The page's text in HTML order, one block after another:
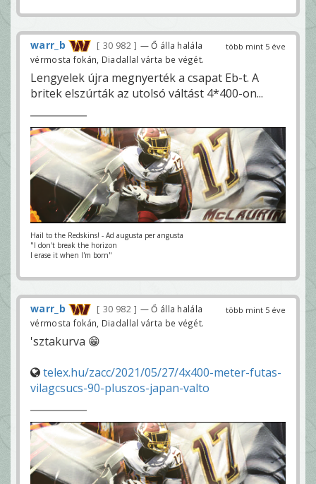
több mint 5 éve
warr_b 30 982
— Ő álla halála
vérmosta fokán, Diadallal várta be végét.
Lengyelek újra megnyerték a csapat Eb-t. A
britek elszúrták az utolsó váltást 4*400-on...
Hail to the Redskins! - Ad augusta per angusta
"I don't break the horizon
I erase it when I'm born"
több mint 5 éve
warr_b 30 982
— Ő álla halála
vérmosta fokán, Diadallal várta be végét.
'sztakurva 😁
telex.hu/zacc/2021/05/27/4x400-meter-futas-
vilagcsucs-90-pluszos-japan-valto